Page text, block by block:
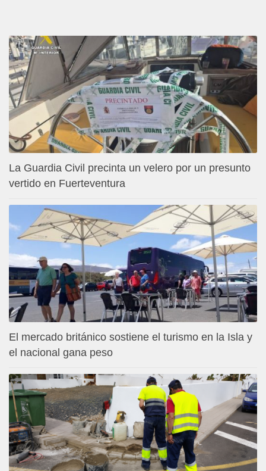
La Guardia Civil precinta un velero por un presunto
vertido en Fuerteventura
El mercado británico sostiene el turismo en la Isla y
el nacional gana peso